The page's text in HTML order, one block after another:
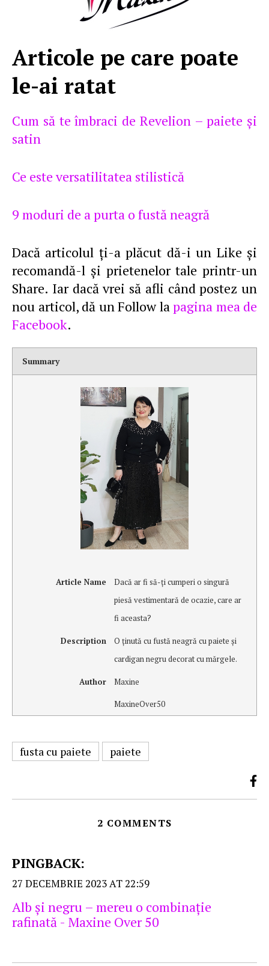
Articole pe care poate
le-ai ratat
Cum să te îmbraci de Revelion – paiete şi
satin
Ce este versatilitatea stilistică
9 moduri de a purta o fustă neagră
Dacă articolul ţi-a plăcut dă-i un Like şi
recomandă-l şi prietenelor tale printr-un
Share. Iar dacă vrei să afli când postez un
nou articol, dă un Follow lapagina mea de
Facebook.
Summary
Article Name
Dacă ar fi să-ţi cumperi o singură
piesă vestimentară de ocazie, care ar
fi aceasta?
Description
O ţinută cu fustă neagră cu paiete şi
cardigan negru decorat cu mărgele.
Author Maxine
MaxineOver50
fusta cu paiete paiete
2 COMMENTS
PINGBACK:
27 DECEMBRIE 2023 AT 22:59
Alb şi negru – mereu o combinaţie
rafinată - Maxine Over 50